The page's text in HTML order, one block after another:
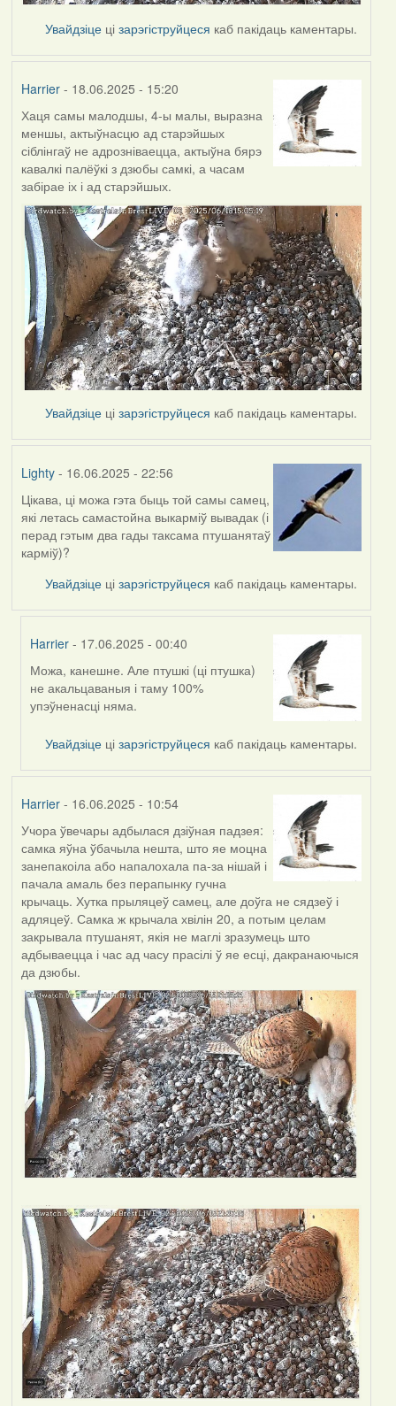
Увайдзіце цізарэгіструйцеся каб пакідаць каментары.
Harrier- 18.06.2025 - 15:20
Хаця самы малодшы, 4-ы малы, выразна
меншы, актыўнасцю ад старэйшых
сіблінгаў не адрозніваецца, актыўна бярэ
кавалкі палёўкі з дзюбы самкі, а часам
забірае іх і ад старэйшых.
Увайдзіце цізарэгіструйцеся каб пакідаць каментары.
Lighty- 16.06.2025 - 22:56
Цікава, ці можа гэта быць той самы самец,
які летась самастойна выкарміў вывадак (і
перад гэтым два гады таксама птушанятаў
карміў)?
Увайдзіце цізарэгіструйцеся каб пакідаць каментары.
Harrier - 17.06.2025 - 00:40
In
reply
to
Lighty
Можа, канешне. Але птушкі (ці птушка)
не акальцаваныя і таму 100%
упэўненасці няма.
Увайдзіце цізарэгіструйцеся каб пакідаць каментары.
Harrier- 16.06.2025 - 10:54
Учора ўвечары адбылася дзіўная падзея:
самка яўна ўбачыла нешта, што яе моцна
занепакоіла або напалохала па-за нішай і
пачала амаль без перапынку гучна
крычаць. Хутка прыляцеў самец, але доўга не сядзеў і
адляцеў. Самка ж крычала хвілін 20, а потым целам
закрывала птушанят, якія не маглі зразумець што
адбываецца і час ад часу прасілі ў яе есці, дакранаючыся
да дзюбы.